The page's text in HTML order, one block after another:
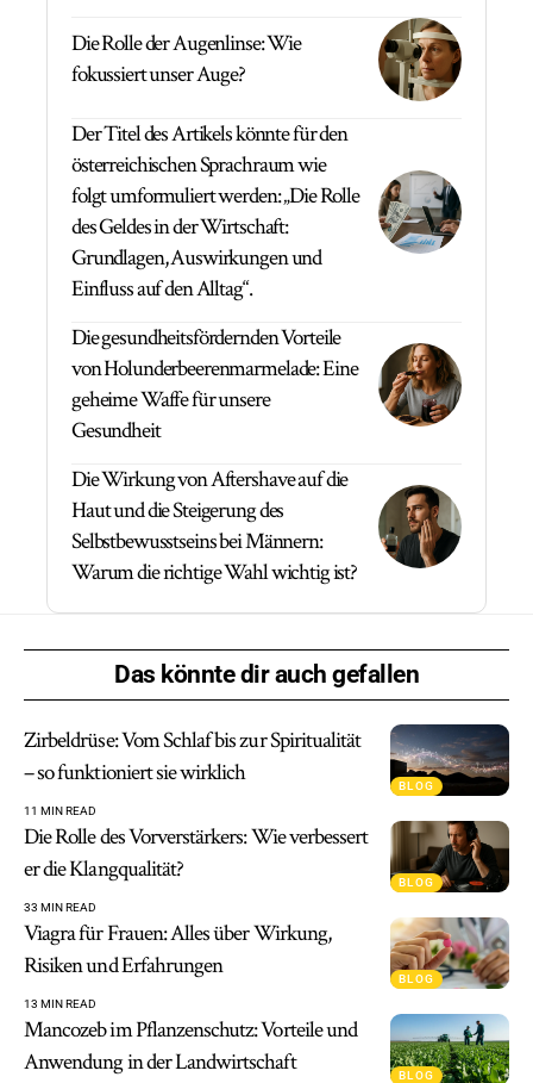
Die Rolle der Augenlinse: Wie
fokussiert unser Auge?
Der Titel des Artikels könnte für den
österreichischen Sprachraum wie
folgt umformuliert werden: „Die Rolle
des Geldes in der Wirtschaft:
Grundlagen, Auswirkungen und
Einfluss auf den Alltag“.
Die gesundheitsfördernden Vorteile
von Holunderbeerenmarmelade: Eine
geheime Waffe für unsere
Gesundheit
Die Wirkung von Aftershave auf die
Haut und die Steigerung des
Selbstbewusstseins bei Männern:
Warum die richtige Wahl wichtig ist?
Das könnte dir auch gefallen
BLOG
Zirbeldrüse: Vom Schlaf bis zur Spiritualität
– so funktioniert sie wirklich
11 MIN READ
BLOG
Die Rolle des Vorverstärkers: Wie verbessert
er die Klangqualität?
33 MIN READ
BLOG
Viagra für Frauen: Alles über Wirkung,
Risiken und Erfahrungen
13 MIN READ
BLOG
Mancozeb im Pflanzenschutz: Vorteile und
Anwendung in der Landwirtschaft